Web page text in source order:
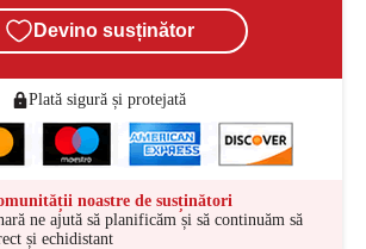
Devino susținător
Plată sigură și protejată
noastre de susținători
ne ajută să planificăm și să continuăm să
și echidistant